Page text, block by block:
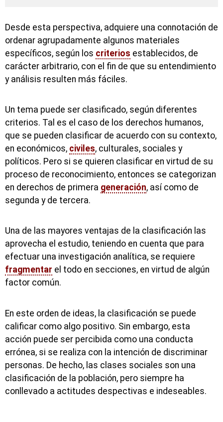
Desde esta perspectiva, adquiere una connotación de
ordenar agrupadamente algunos materiales
específicos, según los criterios establecidos, de
carácter arbitrario, con el fin de que su entendimiento
y análisis resulten más fáciles.
Un tema puede ser clasificado, según diferentes
criterios. Tal es el caso de los derechos humanos,
que se pueden clasificar de acuerdo con su contexto,
en económicos, civiles, culturales, sociales y
políticos. Pero si se quieren clasificar en virtud de su
proceso de reconocimiento, entonces se categorizan
en derechos de primera generación, así como de
segunda y de tercera.
Una de las mayores ventajas de la clasificación las
aprovecha el estudio, teniendo en cuenta que para
efectuar una investigación analítica, se requiere
fragmentar el todo en secciones, en virtud de algún
factor común.
En este orden de ideas, la clasificación se puede
calificar como algo positivo. Sin embargo, esta
acción puede ser percibida como una conducta
errónea, si se realiza con la intención de discriminar
personas. De hecho, las clases sociales son una
clasificación de la población, pero siempre ha
conllevado a actitudes despectivas e indeseables.